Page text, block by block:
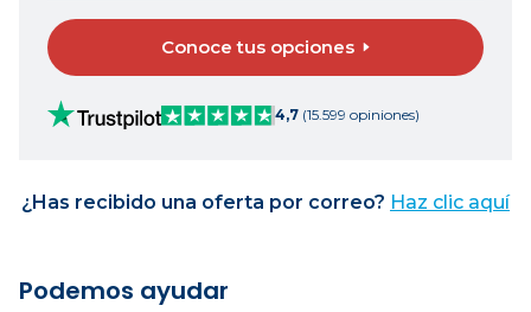
Conoce tus opciones
4,7 (15.599 opiniones)
¿Has recibido una oferta por correo? Haz clic aquí
Podemos ayudar